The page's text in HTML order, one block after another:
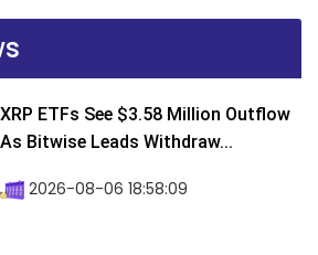
XRP ETFs See $3.58 Million Outflow
As Bitwise Leads Withdraw...
2026-08-06 18:58:09